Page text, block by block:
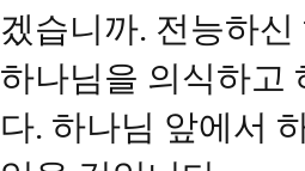
겠습니까. 전능하
하나님을 의식하고
다. 하나님 앞에서